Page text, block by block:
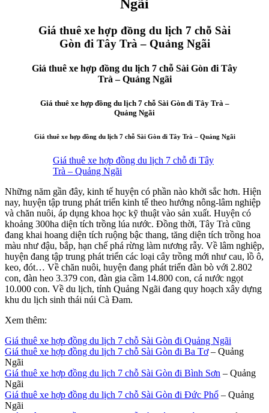
Ngãi
Giá thuê xe hợp đồng du lịch 7 chỗ Sài
Gòn đi Tây Trà – Quảng Ngãi
Giá thuê xe hợp đồng du lịch 7 chỗ Sài Gòn đi Tây
Trà – Quảng Ngãi
Giá thuê xe hợp đồng du lịch 7 chỗ Sài Gòn đi Tây Trà –
Quảng Ngãi
Giá thuê xe hợp đồng du lịch 7 chỗ Sài Gòn đi Tây Trà – Quảng Ngãi
Giá thuê xe hợp đồng du lịch 7 chỗ đi Tây
Trà – Quảng Ngãi
Những năm gần đây, kinh tế huyện có phần nào khởi sắc hơn. Hiện
nay, huyện tập trung phát triển kinh tế theo hướng nông-lâm nghiệp
và chăn nuôi, áp dụng khoa học kỹ thuật vào sản xuất. Huyện có
khoảng 300ha diện tích trồng lúa nước. Đồng thời, Tây Trà cũng
đang khai hoang diện tích ruộng bậc thang, tăng diện tích trồng hoa
màu như đậu, bắp, hạn chế phá rừng làm nương rẫy. Về lâm nghiệp,
huyện đang tập trung phát triển các loại cây trồng mới như cau, lồ ô,
keo, đót… Về chăn nuôi, huyện đang phát triển đàn bò với 2.802
con, đàn heo 3.379 con, đàn gia cầm 14.800 con, cá nước ngọt
10.000 con. Về du lịch, tỉnh Quảng Ngãi đang quy hoạch xây dựng
khu du lịch sinh thái núi Cà Đam.
Xem thêm:
Giá thuê xe hợp đồng du lịch 7 chỗ Sài Gòn đi Quảng Ngãi
Giá thuê xe hợp đồng du lịch 7 chỗ Sài Gòn đi Ba Tơ– Quảng
Ngãi
Giá thuê xe hợp đồng du lịch 7 chỗ Sài Gòn đi Bình Sơn – Quảng
Ngãi
Giá thuê xe hợp đồng du lịch 7 chỗ Sài Gòn đi Đức Phổ – Quảng
Ngãi